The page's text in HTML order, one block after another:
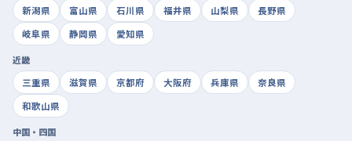
新潟県
富山県 石川県 福井県 山梨県
長野県
岐阜県
静岡県 愛知県
近畿
三重県
滋賀県 京都府 大阪府 兵庫県
奈良県
和歌山県
中国・四国